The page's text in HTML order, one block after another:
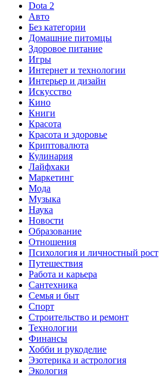
Dota 2
Авто
Без категории
Домашние питомцы
Здоровое питание
Игры
Интернет и технологии
Интерьер и дизайн
Искусство
Кино
Книги
Красота
Красота и здоровье
Криптовалюта
Кулинария
Лайфхаки
Маркетинг
Мода
Музыка
Наука
Новости
Образование
Отношения
Психология и личностный рост
Путешествия
Работа и карьера
Сантехника
Семья и быт
Спорт
Строительство и ремонт
Технологии
Финансы
Хобби и рукоделие
Эзотерика и астрология
Экология